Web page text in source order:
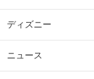
ディズニー
ニュース